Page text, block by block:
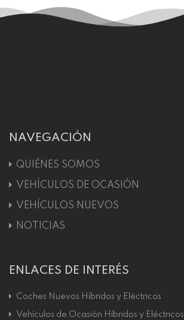
NAVEGACIÓN
QUIÉNES SOMOS
VEHÍCULOS DE OCASIÓN
VEHÍCULOS NUEVOS
NOTICIAS
ENLACES DE INTERÉS
Coches Nuevos Híbridos y Eléctricos
Vehículos de Ocasión Híbridos y Eléctricos